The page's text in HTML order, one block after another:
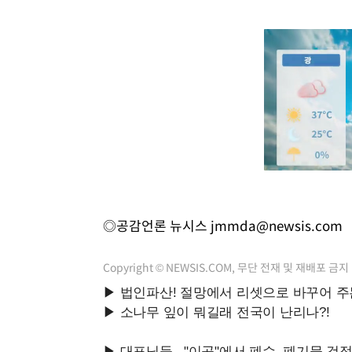
◎공감언론 뉴시스 jmmda@newsis.com
Copyright © NEWSIS.COM, 무단 전재 및 재배포 금지